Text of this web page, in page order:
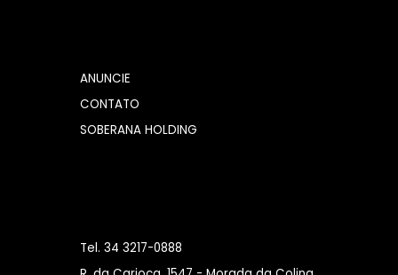
ANUNCIE
CONTATO
SOBERANA HOLDING
Tel. 34 3217-0888